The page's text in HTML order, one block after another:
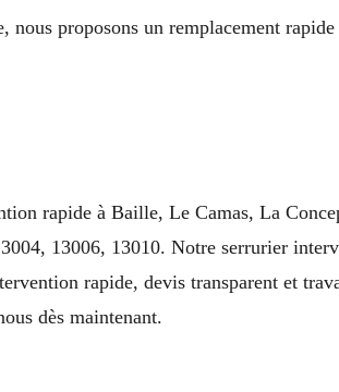
nous proposons un remplacement
rapide à Baille, Le Camas, La
13006, 13010. Notre serrurier
rapide, devis transparent et
dès maintenant.